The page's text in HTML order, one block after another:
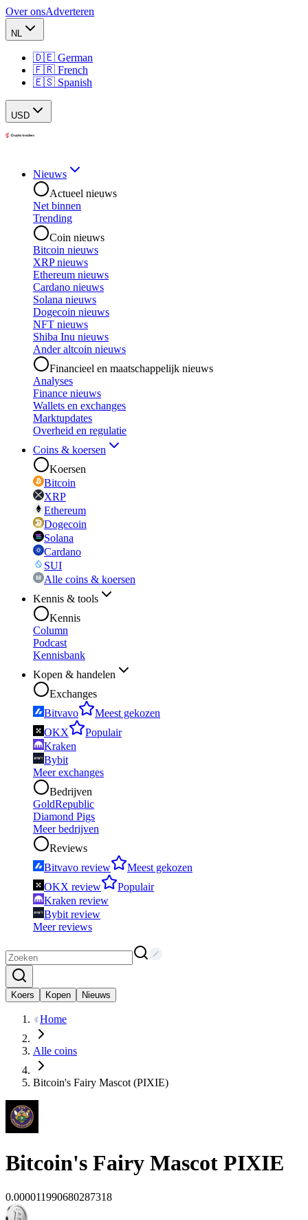
Over onsAdverteren
NL
🇩🇪 German
🇫🇷 French
🇪🇸 Spanish
USD
Nieuws
Actueel nieuws
Net binnen
Trending
Coin nieuws
Bitcoin nieuws
XRP nieuws
Ethereum nieuws
Cardano nieuws
Solana nieuws
Dogecoin nieuws
NFT nieuws
Shiba Inu nieuws
Ander altcoin nieuws
Financieel en maatschappelijk nieuws
Analyses
Finance nieuws
Wallets en exchanges
Marktupdates
Overheid en regulatie
Coins & koersen
Koersen
Bitcoin
XRP
Ethereum
Dogecoin
Solana
Cardano
SUI
Alle coins & koersen
Kennis & tools
Kennis
Column
Podcast
Kennisbank
Kopen & handelen
Exchanges
Bitvavo
Meest gekozen
OKX
Populair
Kraken
Bybit
Meer exchanges
Bedrijven
GoldRepublic
Diamond Pigs
Meer bedrijven
Reviews
Bitvavo review
Meest gekozen
OKX review
Populair
Kraken review
Bybit review
Meer reviews
Koers Kopen Nieuws
Home
Alle coins
Bitcoin's Fairy Mascot (PIXIE)
Bitcoin's Fairy Mascot PIXIE
0.000011990680287318